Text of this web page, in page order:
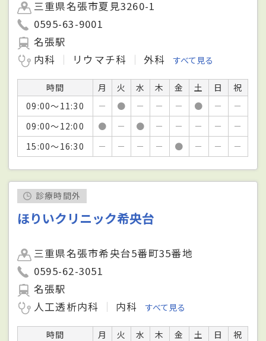
三重県名張市夏見3260-1
0595-63-9001
名張駅
内科
リウマチ科 外科 すべて見る
時間 月 火 水 木 金 土 日
祝
09:00～11:30
－ ● － － － ● －
－
09:00～12:00
● － ● － － － －
－
15:00～16:30
－ － － － ● － － －
診療時間外
ほりいクリニック希央台
三重県名張市希央台5番町35番地
0595-62-3051
名張駅
人工透析内科
内科 すべて見る
時間 月 火 水 木 金 土 日
祝